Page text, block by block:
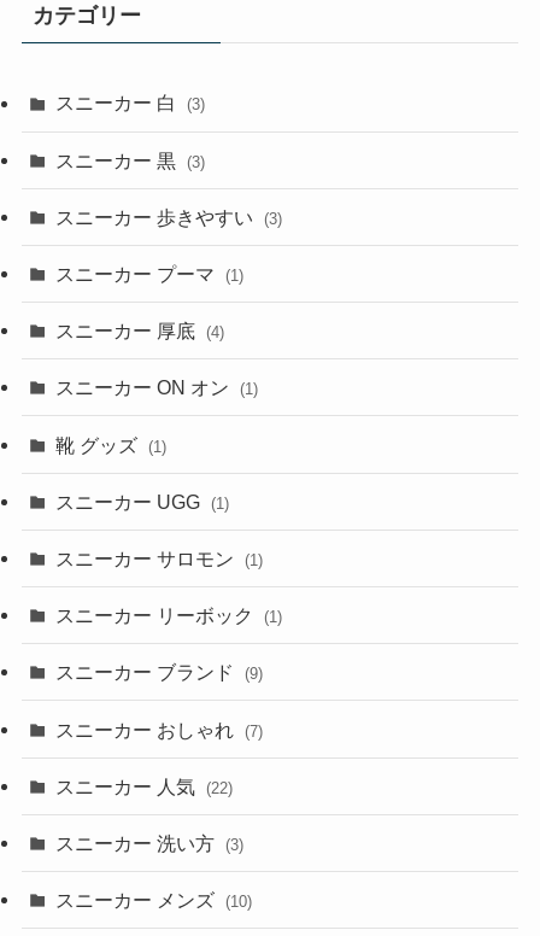
カテゴリー
スニーカー 白 (3)
スニーカー 黒 (3)
スニーカー 歩きやすい (3)
スニーカー プーマ (1)
スニーカー 厚底 (4)
スニーカー ON オン (1)
靴 グッズ (1)
スニーカー UGG (1)
スニーカー サロモン (1)
スニーカー リーボック (1)
スニーカー ブランド (9)
スニーカー おしゃれ (7)
スニーカー 人気 (22)
スニーカー 洗い方 (3)
スニーカー メンズ (10)